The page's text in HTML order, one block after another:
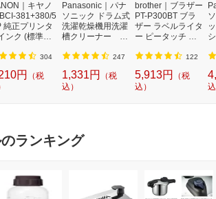
｜キヤノ
381+380/5
純正プリンタ
ンク (標準容
304
円
（税
Panasonic｜パナ
ソニック ドラム式
洗濯乾燥機用洗濯
槽クリーナー N-
機 洗浄 洗剤 750m
247
1,331円
（税
込）
brother｜ブラザー
PT-P300BT ブラ
ザー ラベルライタ
ー ピータッチ キ
T (3.5mm~12mm
OUCH CUBE（ピ
ータッチキュー
122
5,913円
（税
込）
ランキング